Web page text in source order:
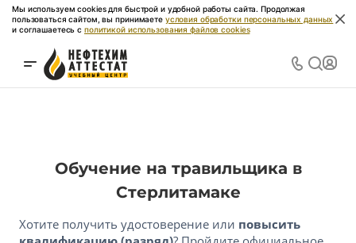
Мы используем cookies для быстрой и удобной работы сайта. Продолжая
пользоваться сайтом, вы принимаете условия обработки персональных данных
и соглашаетесь с политикой использования файлов cookies
Обучение на травильщика в
Стерлитамаке
Хотите получить удостоверение или повысить